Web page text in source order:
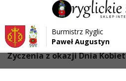
Przejdź do menu
Przejdź do głównej treści strony
Przejdź do stopki strony
Burmistrz Ryglic
Paweł Augustyn
Strona główna > Aktualności
Życzenia z okazji Dnia Kobiet